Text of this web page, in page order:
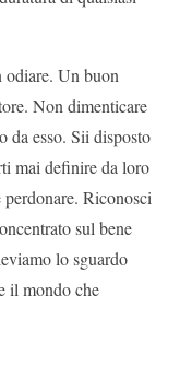
odiare. Un buon
Non dimenticare
da esso. Sii disposto
mai definire da loro
Riconosci
sul bene
lo sguardo
il mondo che